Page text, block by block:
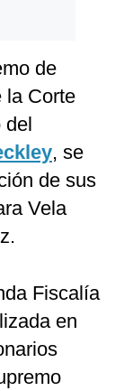
de
la Corte
del
, se
de sus
Vela
Fiscalía
en